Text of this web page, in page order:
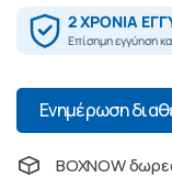
Ενημέρωση
BOXNOW